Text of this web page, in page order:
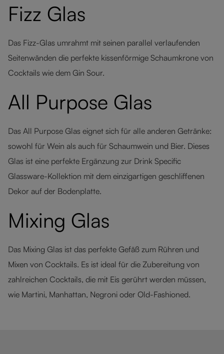
Fizz Glas
Das Fizz-Glas umrahmt mit seinen parallel verlaufenden
Seitenwänden die perfekte kissenförmige Schaumkrone von
Cocktails wie dem Gin Sour.
All Purpose Glas
Das All Purpose Glas eignet sich für alle anderen Getränke:
sowohl für Wein als auch für Schaumwein und Bier. Dieses
Glas ist eine perfekte Ergänzung zur Drink Specific
Glassware-Kollektion mit dem einzigartigen geschliffenen
Dekor auf der Bodenplatte.
Mixing Glas
Das Mixing Glas ist das perfekte Gefäß zum Rühren und
Mixen von Cocktails. Es ist ideal für die Zubereitung von
zahlreichen Cocktails, die mit Eis gerührt werden müssen,
wie Martini, Manhattan, Negroni oder Old-Fashioned.